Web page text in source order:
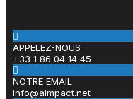
APPELEZ-NOUS
+33 1 86 04 14 45
NOTRE EMAIL
info@aimpact.net